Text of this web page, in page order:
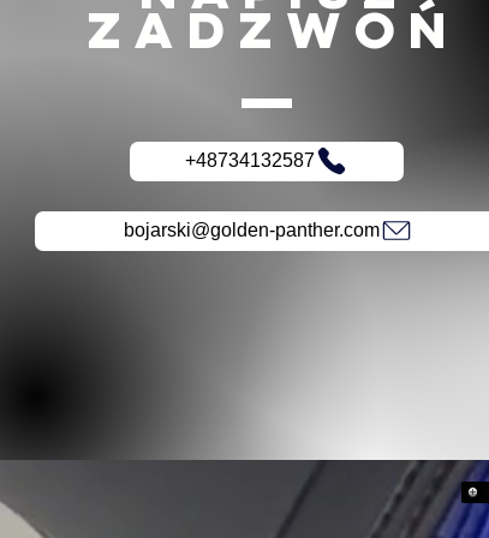
ZADZWOŃ
+48734132587
bojarski@golden-panther.com